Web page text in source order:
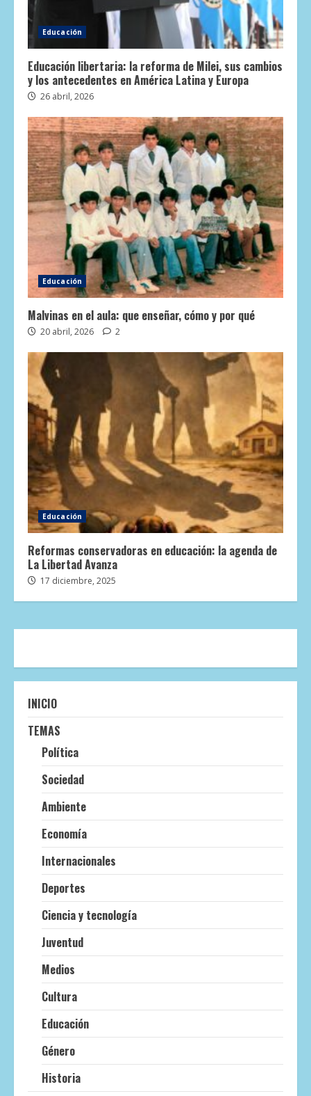
Educación
Educación libertaria: la reforma de Milei, sus cambios
y los antecedentes en América Latina y Europa
26 abril, 2026
Educación
Malvinas en el aula: que enseñar, cómo y por qué
20 abril, 2026 2
Educación
Reformas conservadoras en educación: la agenda de
La Libertad Avanza
17 diciembre, 2025
INICIO
TEMAS
Política
Sociedad
Ambiente
Economía
Internacionales
Deportes
Ciencia y tecnología
Juventud
Medios
Cultura
Educación
Género
Historia